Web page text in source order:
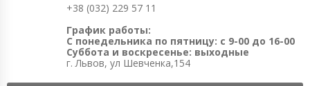
+38 (032) 229 57 11
График работы:
С понедельника по пятницу: с 9-00 до 16-00
Суббота и воскресенье: выходные
г. Львов, ул Шевченка,154